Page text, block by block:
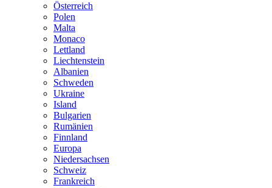
Österreich
Polen
Malta
Monaco
Lettland
Liechtenstein
Albanien
Schweden
Ukraine
Island
Bulgarien
Rumänien
Finnland
Europa
Niedersachsen
Schweiz
Frankreich